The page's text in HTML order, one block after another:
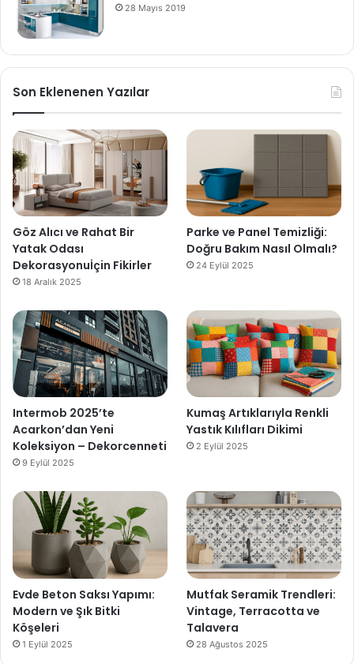
28 Mayıs 2019
Son Eklenenen Yazılar
Göz Alıcı ve Rahat Bir
Yatak Odası
Dekorasyonuİçin Fikirler
18 Aralık 2025
Parke ve Panel Temizliği:
Doğru Bakım Nasıl Olmalı?
24 Eylül 2025
Intermob 2025’te
Acarkon’dan Yeni
Koleksiyon – Dekorcenneti
9 Eylül 2025
Kumaş Artıklarıyla Renkli
Yastık Kılıfları Dikimi
2 Eylül 2025
Evde Beton Saksı Yapımı:
Modern ve Şık Bitki
Köşeleri
1 Eylül 2025
Mutfak Seramik Trendleri:
Vintage, Terracotta ve
Talavera
28 Ağustos 2025